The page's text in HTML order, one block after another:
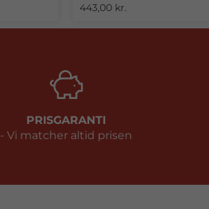
443,00 kr.
PRISGARANTI
- Vi matcher altid prisen